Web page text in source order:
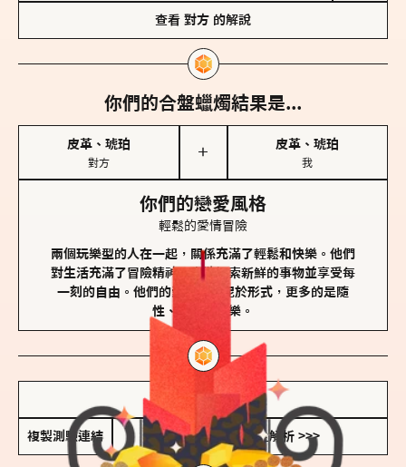
查看 對方 的解說
你們的合盤蠟燭結果是...
皮革、琥珀
對方
＋
皮革、琥珀
我
你們的戀愛風格
輕鬆的愛情冒險
兩個玩樂型的人在一起，關係充滿了輕鬆和快樂。他們
對生活充滿了冒險精神，喜歡探索新鮮的事物並享受每
一刻的自由。他們的愛情不拘泥於形式，更多的是隨
性、幽默和享樂。
複製測驗連結 查看香氛類型全解析 >>>